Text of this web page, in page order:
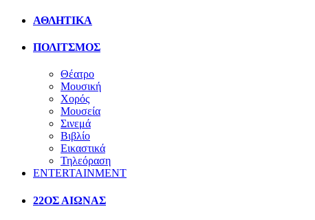
ΑΘΛΗΤΙΚΑ
ΠΟΛΙΤΣΜΟΣ
Θέατρο
Μουσική
Χορός
Μουσεία
Σινεμά
Βιβλίο
Εικαστικά
Τηλεόραση
ENTERTAINMENT
22ΟΣ ΑΙΩΝΑΣ